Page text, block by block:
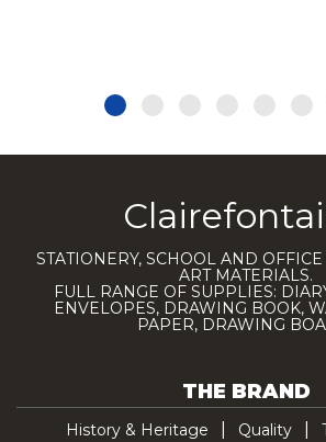
STATIONERY, SCHOOL AND
ART MATERIALS.
FULL RANGE OF SUPPLIES:
ENVELOPES, DRAWING BOOK,
PAPER, DRAWING
THE BRAND
History & Heritage Quality